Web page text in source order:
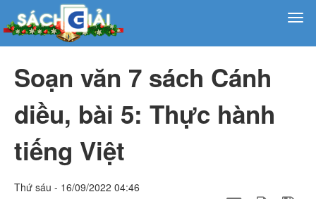
Soạn văn 7 sách Cánh
diều, bài 5: Thực hành
tiếng Việt
Thứ sáu - 16/09/2022 04:46